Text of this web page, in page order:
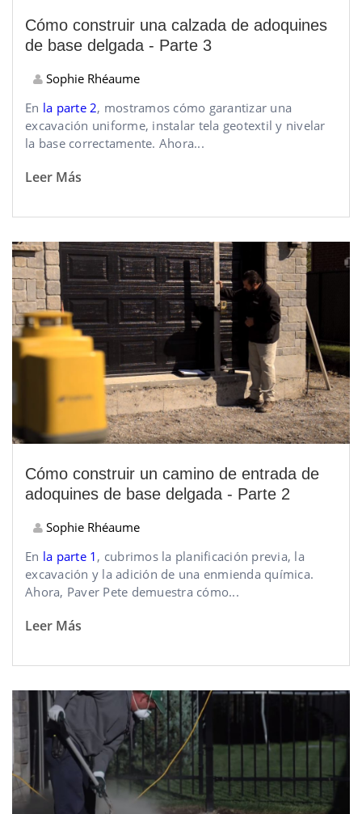
Cómo construir una calzada de adoquines
de base delgada - Parte 3
Sophie Rhéaume
En la parte 2, mostramos cómo garantizar una
excavación uniforme, instalar tela geotextil y nivelar
la base correctamente. Ahora...
Leer Más
Cómo construir un camino de entrada de
adoquines de base delgada - Parte 2
Sophie Rhéaume
En la parte 1 , cubrimos la planificación previa, la
excavación y la adición de una enmienda química.
Ahora, Paver Pete demuestra cómo...
Leer Más